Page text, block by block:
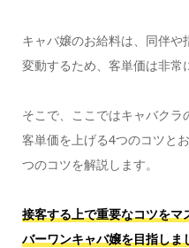
キャバ嬢のお給料は、同伴
変動するため、客単価は非常
そこで、ここではキャバクラ
客単価を上げる4つのコツと
つのコツを解説します。
接客する上で重要なコツを
バーワンキャバ嬢を目指しま